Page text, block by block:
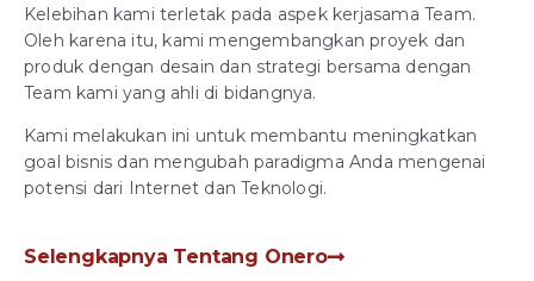
Kelebihan kami terletak pada aspek kerjasama Team.
Oleh karena itu, kami mengembangkan proyek dan
produk dengan desain dan strategi bersama dengan
Team kami yang ahli di bidangnya.
Kami melakukan ini untuk membantu meningkatkan
goal bisnis dan mengubah paradigma Anda mengenai
potensi dari Internet dan Teknologi.
Selengkapnya Tentang Onero